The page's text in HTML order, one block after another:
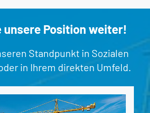
unsere Position weiter!
Standpunkt in Sozialen
in Ihrem direkten Umfeld.